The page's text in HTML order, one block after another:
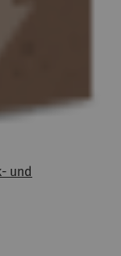
und